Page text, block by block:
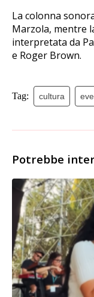
La colonna
Marzola, mentre
interpretata da
e Roger Brown.
Tag: cultura
Potrebbe